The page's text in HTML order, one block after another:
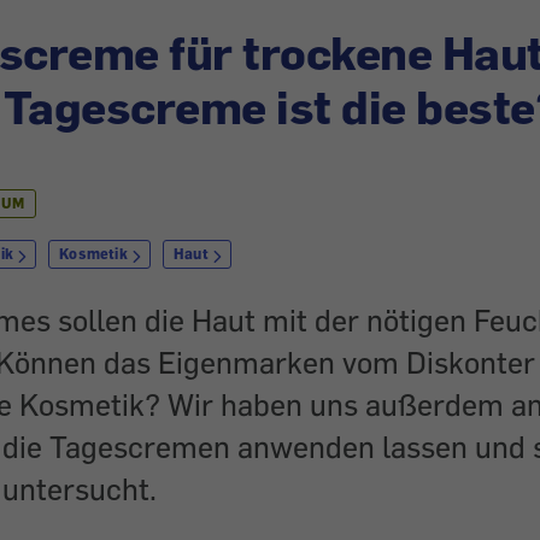
für trockene
ist die
Kosmetik Haut
sollen die Haut mit der nötigen
das Eigenmarken vom
Kosmetik? Wir haben uns außerdem
Tagescremen anwenden lassen und